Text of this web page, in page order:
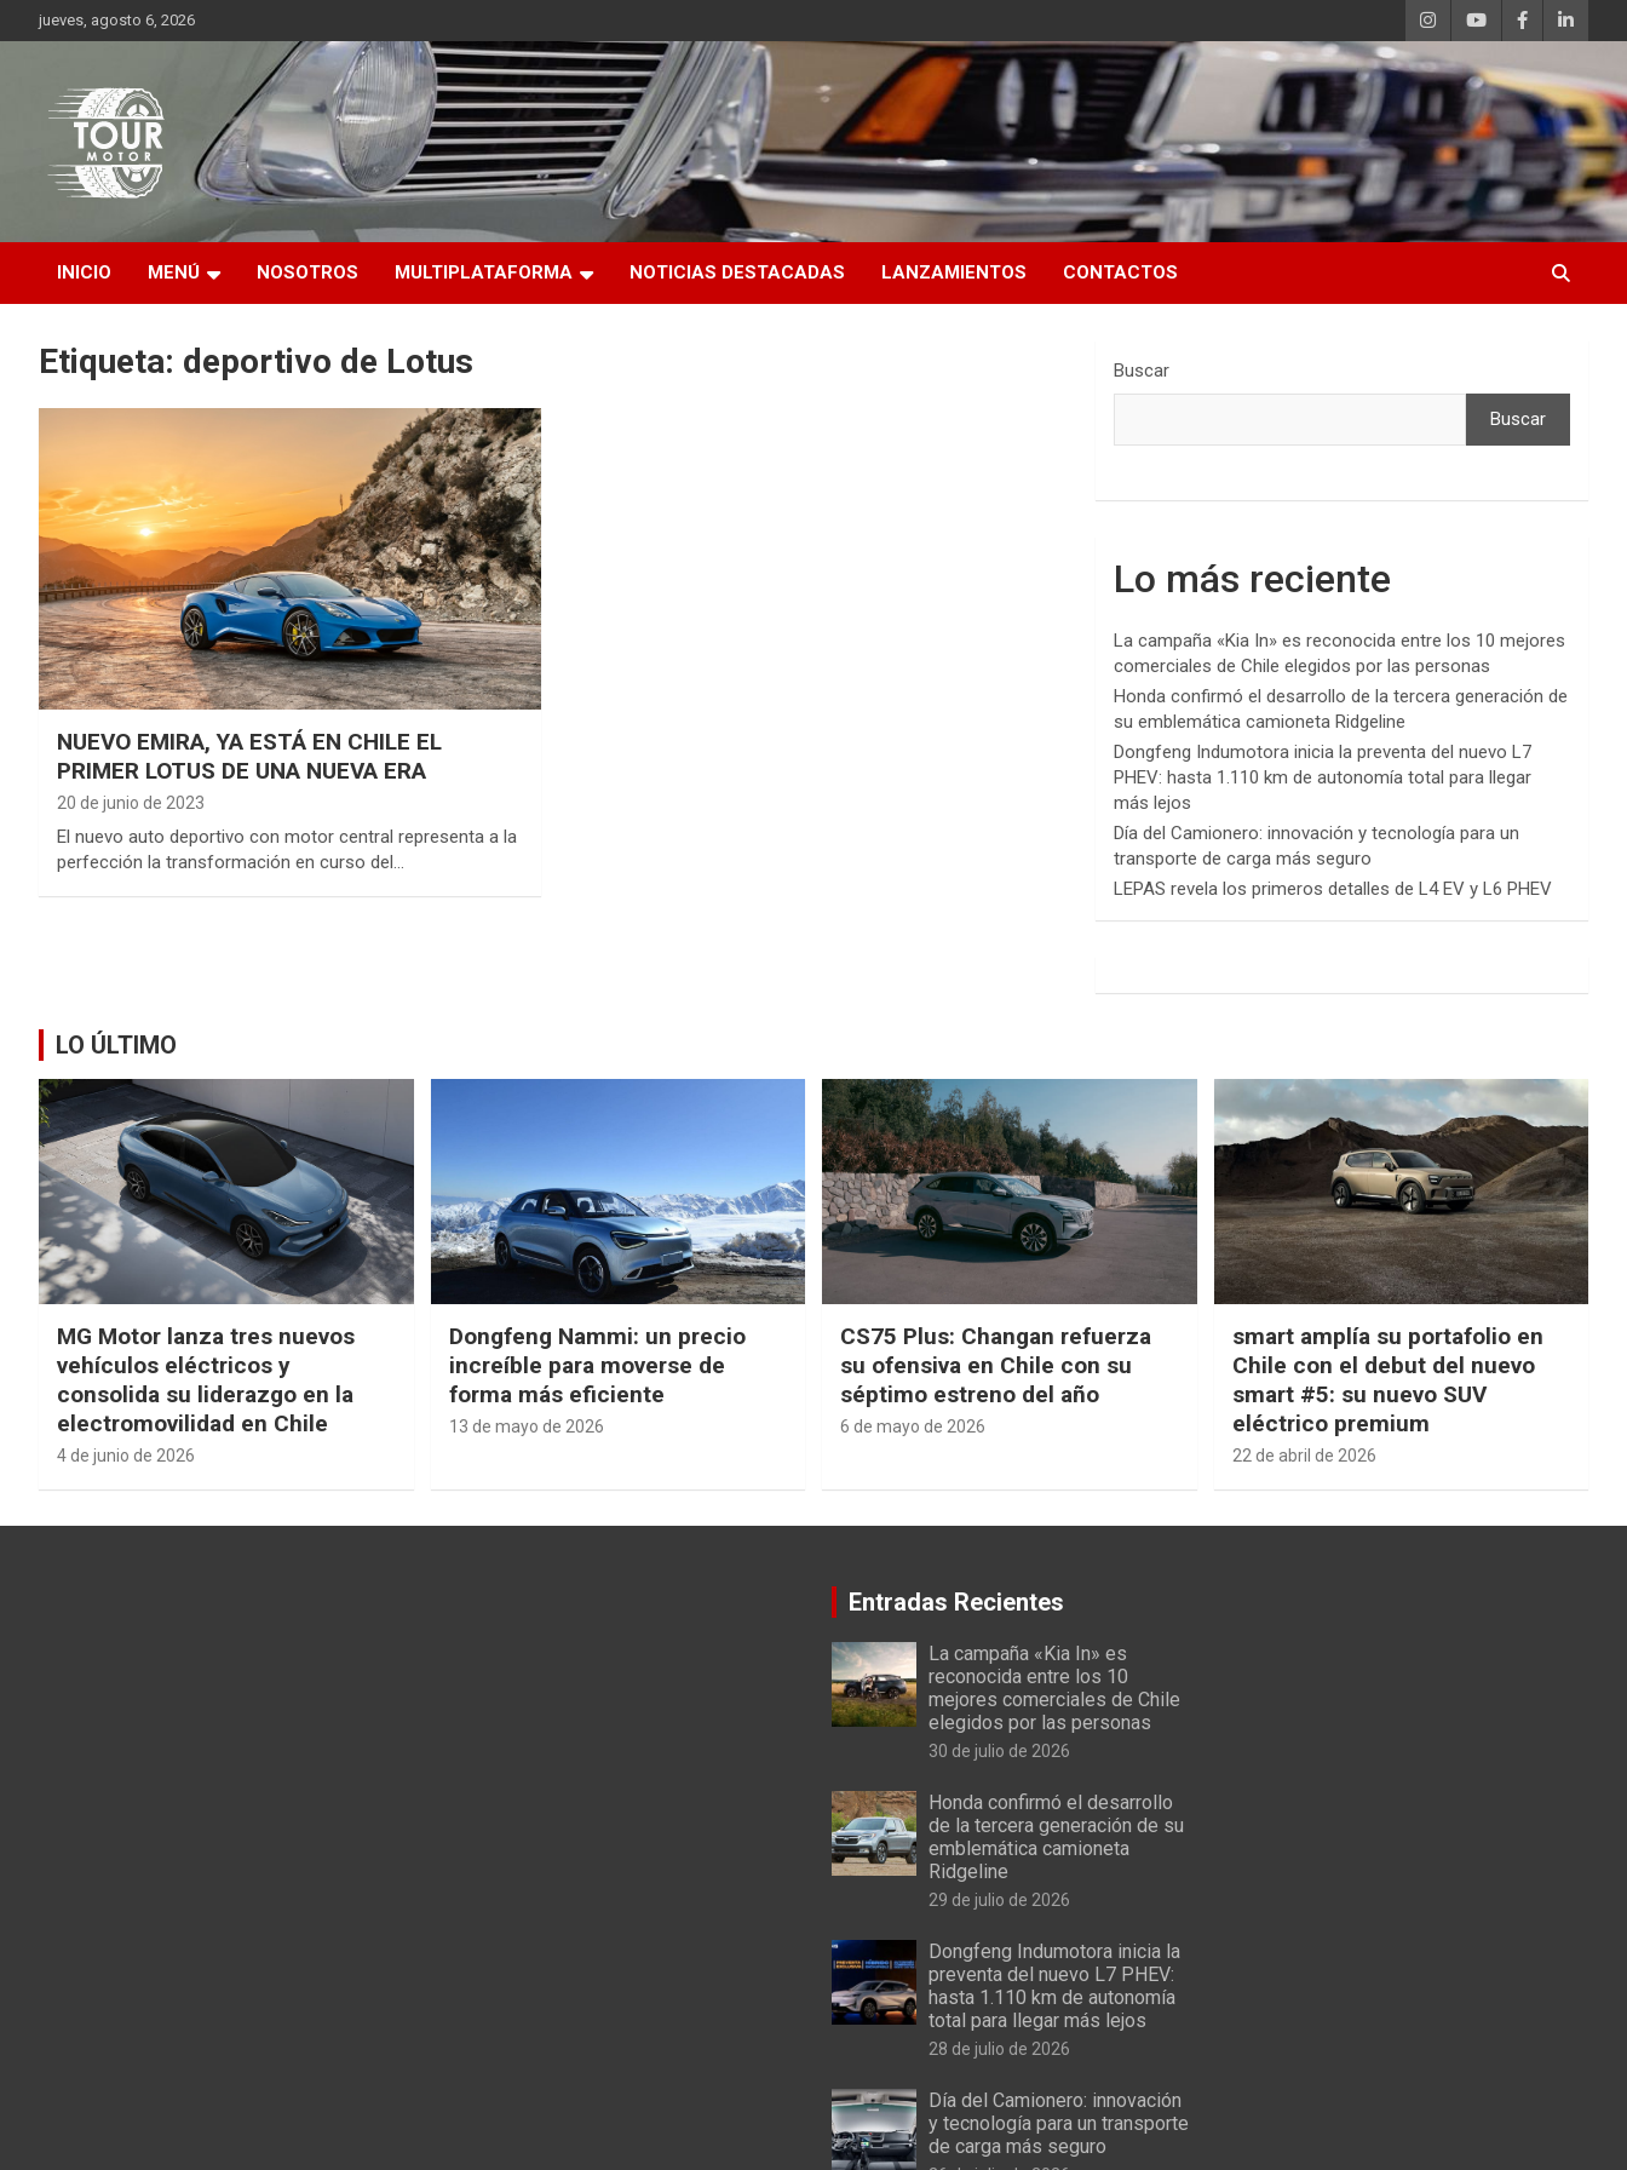
Saltar
al
jueves, agosto 6, 2026
Tour Motor
Plataforma de contenido audiovisual para el sector automotriz
INICIO MENÚ NOSOTROS MULTIPLATAFORMA NOTICIAS DESTACADAS LANZAMIENTOS CONTACTOS
Etiqueta: deportivo de Lotus
NUEVO EMIRA, YA ESTÁ EN CHILE EL
PRIMER LOTUS DE UNA NUEVA ERA
20 de junio de 2023
El nuevo auto deportivo con motor central representa a la
perfección la transformación en curso del…
Buscar
Buscar
Lo más reciente
La campaña «Kia In» es reconocida entre los 10 mejores
comerciales de Chile elegidos por las personas
Honda confirmó el desarrollo de la tercera generación de
su emblemática camioneta Ridgeline
Dongfeng Indumotora inicia la preventa del nuevo L7
PHEV: hasta 1.110 km de autonomía total para llegar
más lejos
Día del Camionero: innovación y tecnología para un
transporte de carga más seguro
LEPAS revela los primeros detalles de L4 EV y L6 PHEV
LO ÚLTIMO
MG Motor lanza tres nuevos
vehículos eléctricos y
consolida su liderazgo en la
electromovilidad en Chile
4 de junio de 2026
Dongfeng Nammi: un precio
increíble para moverse de
forma más eficiente
13 de mayo de 2026
CS75 Plus: Changan refuerza
su ofensiva en Chile con su
séptimo estreno del año
6 de mayo de 2026
smart amplía su portafolio en
Chile con el debut del nuevo
smart #5: su nuevo SUV
eléctrico premium
22 de abril de 2026
Entradas Recientes
La campaña «Kia In» es
reconocida entre los 10
mejores comerciales de Chile
elegidos por las personas
30 de julio de 2026
Honda confirmó el desarrollo
de la tercera generación de su
emblemática camioneta
Ridgeline
29 de julio de 2026
Dongfeng Indumotora inicia la
preventa del nuevo L7 PHEV:
hasta 1.110 km de autonomía
total para llegar más lejos
28 de julio de 2026
Día del Camionero: innovación
y tecnología para un transporte
de carga más seguro